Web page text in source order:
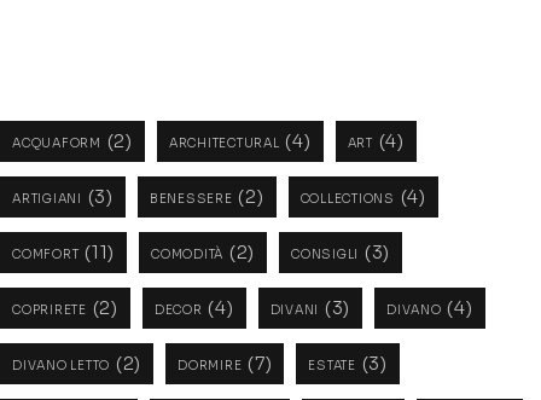
ACQUAFORM (2) ARCHITECTURAL (4) ART (4)
ARTIGIANI (3) BENESSERE (2) COLLECTIONS (4)
COMFORT (11) COMODITÀ (2) CONSIGLI (3)
COPRIRETE (2) DECOR (4) DIVANI (3) DIVANO (4)
DIVANO LETTO (2) DORMIRE (7) ESTATE (3)